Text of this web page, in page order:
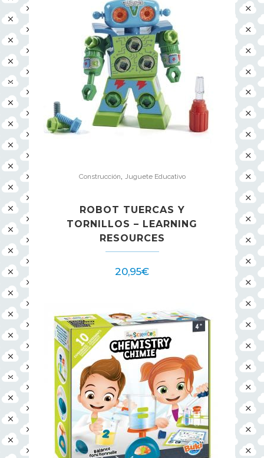
Construcción Juguete Educativo
ROBOT TUERCAS Y
TORNILLOS – LEARNING
RESOURCES
20,95€